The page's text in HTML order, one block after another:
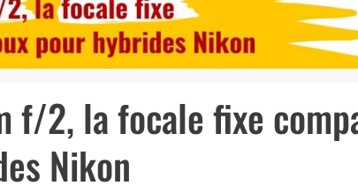
f/2, la focale fixe
Nikon